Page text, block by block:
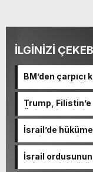
İLGİNİZİ
BM’den
tarlasına
Trump,
Üniversitesi’ni
İsrail’de
çekişme yeni
İsrail ordusunun
infaz ettiği